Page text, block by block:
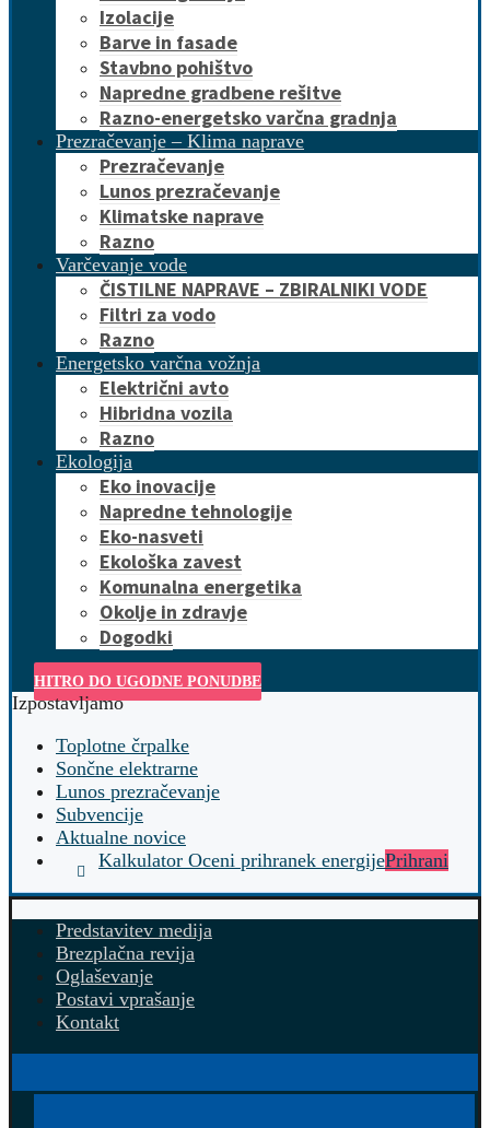
Izolacije
Barve in fasade
Stavbno pohištvo
Napredne gradbene rešitve
Razno-energetsko varčna gradnja
Prezračevanje – Klima naprave
Prezračevanje
Lunos prezračevanje
Klimatske naprave
Razno
Varčevanje vode
ČISTILNE NAPRAVE – ZBIRALNIKI VODE
Filtri za vodo
Razno
Energetsko varčna vožnja
Električni avto
Hibridna vozila
Razno
Ekologija
Eko inovacije
Napredne tehnologije
Eko-nasveti
Ekološka zavest
Komunalna energetika
Okolje in zdravje
Dogodki
HITRO DO UGODNE PONUDBE
Izpostavljamo
Toplotne črpalke
Sončne elektrarne
Lunos prezračevanje
Subvencije
Aktualne novice
Kalkulator Oceni prihranek energijePrihrani
Predstavitev medija
Brezplačna revija
Oglaševanje
Postavi vprašanje
Kontakt